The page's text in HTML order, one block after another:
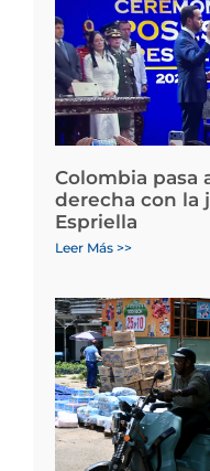
Colombia pasa
derecha con la
Espriella
Leer Más >>